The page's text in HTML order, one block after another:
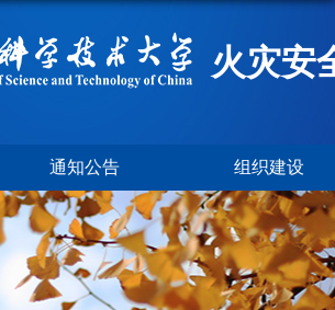
火灾安
通知公告 组织建设